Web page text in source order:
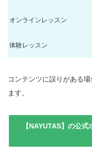
オンラインレッスン
体験レッスン
コンテンツに誤りがある場
ます。
【NAYUTAS】の公